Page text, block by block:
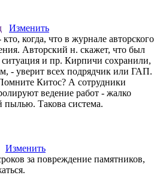
Изменить
когда, что в журнале авторского
Авторский н. скажет, что был
и пр. Кирпичи сохранили,
- уверит всех подрядчик или ГАП.
Китос? А сотрудники
ведение работ - жалко
пылью. Такова система.
Изменить
за повреждение памятников,